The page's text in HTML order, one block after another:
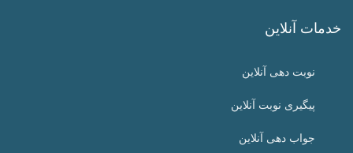
خدمات آنلاین
نوبت دهی آنلاین
پیگیری نوبت آنلاین
جواب دهی آنلاین